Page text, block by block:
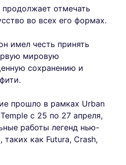
отмечать
во всех его формах.
имел честь принять
мировую
сохранению и
прошло в рамках Urban
с 25 по 27 апреля,
работы легенд нью-
таких как Futura, Crash,